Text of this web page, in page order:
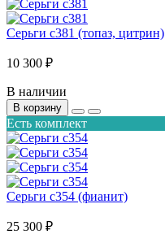
Серьги с381 (топаз, цитрин)
10 300 ₽
В наличии
В корзину
Есть комплект
Серьги с354 (фианит)
25 300 ₽